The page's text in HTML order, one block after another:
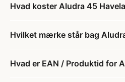
Hvad koster Aludra 45
Hvilket mærke står bag
Hvad er EAN / Produktid for